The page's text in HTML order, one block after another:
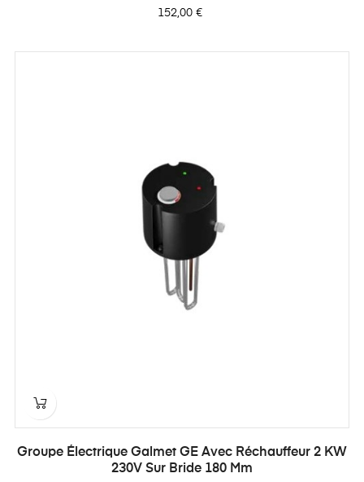
Prix
152,00 €
Groupe Électrique Galmet GE Avec Réchauffeur 2 KW
230V Sur Bride 180 Mm